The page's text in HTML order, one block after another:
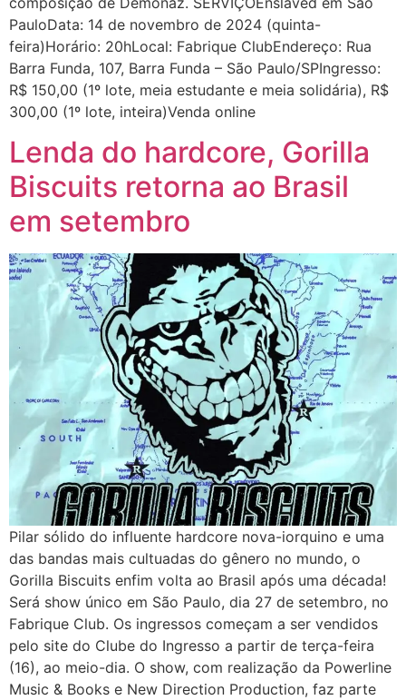
PauloData: 14 de novembro de 2024 (quinta-
feira)Horário: 20hLocal: Fabrique ClubEndereço: Rua
Barra Funda, 107, Barra Funda – São Paulo/SPIngresso:
R$ 150,00 (1º lote, meia estudante e meia solidária), R$
300,00 (1º lote, inteira)Venda online
Lenda do hardcore, Gorilla
Biscuits retorna ao Brasil
em setembro
Pilar sólido do influente hardcore nova-iorquino e uma
das bandas mais cultuadas do gênero no mundo, o
Gorilla Biscuits enfim volta ao Brasil após uma década!
Será show único em São Paulo, dia 27 de setembro, no
Fabrique Club. Os ingressos começam a ser vendidos
pelo site do Clube do Ingresso a partir de terça-feira
(16), ao meio-dia. O show, com realização da Powerline
Music & Books e New Direction Production, faz parte